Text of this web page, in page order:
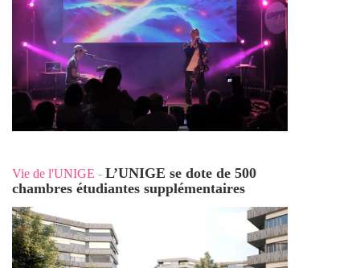
Vie de l'UNIGE - L’UNIGE se dote de 500
chambres étudiantes supplémentaires